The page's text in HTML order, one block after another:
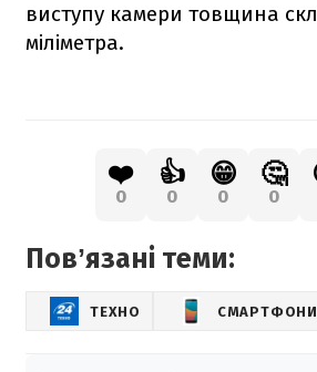
виступу камери товщина
міліметра.
❤️
0
👍
0
😁
0
🤔
0
Повʼязані теми:
ТЕХНО СМАРТФОНИ